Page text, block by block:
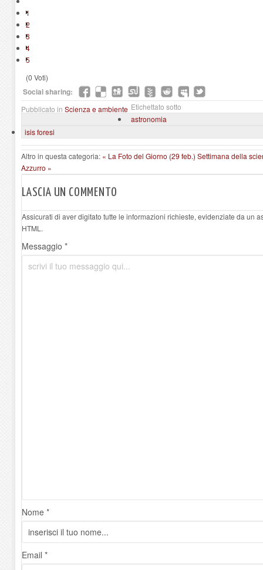
1
2
3
4
5
(0 Voti)
Social sharing:
Pubblicato in Scienza e ambiente Etichettato sotto
astronomia
isis foresi
Altro in questa categoria: « La Foto del Giorno (29 feb.) Settimana della
Azzurro »
LASCIA UN COMMENTO
Assicurati di aver digitato tutte le informazioni richieste, evidenziate da un
HTML.
Messaggio *
Nome *
Email *